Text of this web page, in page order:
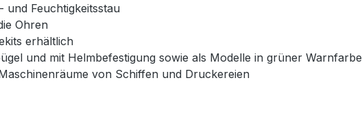
und Feuchtigkeitsstau
Ohren
erhältlich
und mit Helmbefestigung sowie als Modelle in grüner Warnfarbe
von Schiffen und Druckereien